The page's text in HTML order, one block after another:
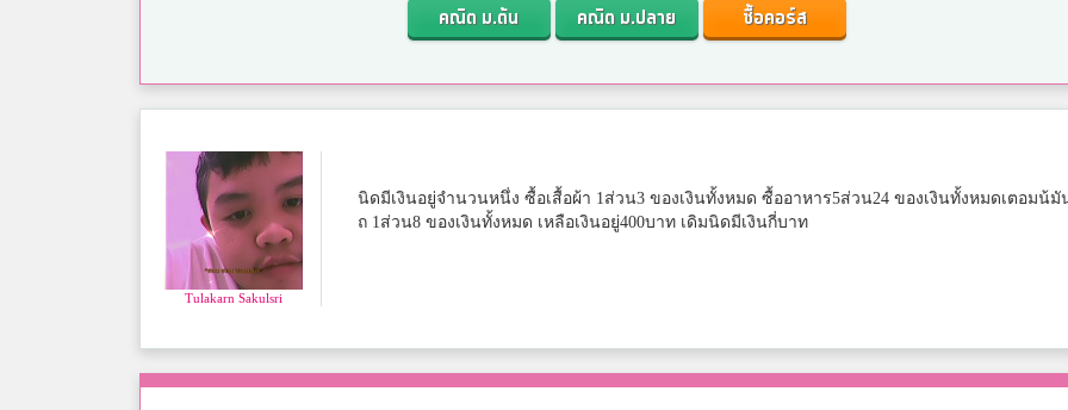
คณิต ม.ต้น คณิต ม.ปลาย ซื้อคอร์ส
Tulakarn Sakulsri
นิดมีเงินอยู่จำนวนหนึ่ง ซื้อเสื้อผ้า 1ส่วน3 ของเงินทั้งหมด ซื้ออาหาร5ส่วน24 ของเงินทั้งหมดเตอมน้มั
ถ 1ส่วน8 ของเงินทั้งหมด เหลือเงินอยู่400บาท เดิมนิดมีเงินกี่บาท